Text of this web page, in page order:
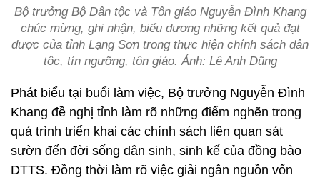
Bộ trưởng Bộ Dân tộc và Tôn giáo Nguyễn Đình Khang
chúc mừng, ghi nhận, biểu dương những kết quả đạt
được của tỉnh Lạng Sơn trong thực hiện chính sách dân
tộc, tín ngưỡng, tôn giáo. Ảnh: Lê Anh Dũng
Phát biểu tại buổi làm việc, Bộ trưởng Nguyễn Đình
Khang đề nghị tỉnh làm rõ những điểm nghẽn trong
quá trình triển khai các chính sách liên quan sát
sườn đến đời sống dân sinh, sinh kế của đồng bào
DTTS. Đồng thời làm rõ việc giải ngân nguồn vốn